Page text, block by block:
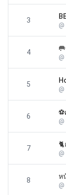
3
@
4
@
5
@
6
@
7
@
8 ห
@